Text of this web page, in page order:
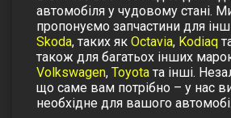
автомобіля у чудовому стані.
пропонуємо запчастини для
Skoda, таких як Octavia, Kodiaq
також для багатьох інших
Volkswagen, Toyota та інші.
що саме вам потрібно – у нас
необхідне для вашого